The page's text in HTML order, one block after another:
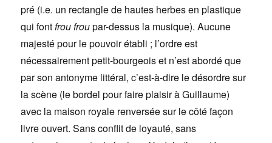
pré (i.e. un rectangle de hautes herbes en plastique
qui fontfrou froupar-dessus la musique). Aucune
majesté pour le pouvoir établi ; l’ordre est
nécessairement petit-bourgeois et n’est abordé que
par son antonyme littéral, c’est-à-dire le désordre sur
la scène (le bordel pour faire plaisir à Guillaume)
avec la maison royale renversée sur le côté façon
livre ouvert. Sans conflit de loyauté, sans